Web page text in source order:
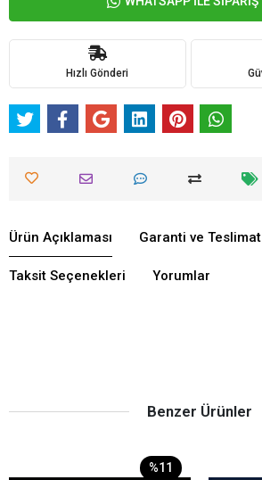
Hızlı Gönderi
Ürün Açıklaması Garanti ve Teslimat
Taksit Seçenekleri Yorumlar
Benzer Ürünler
%11